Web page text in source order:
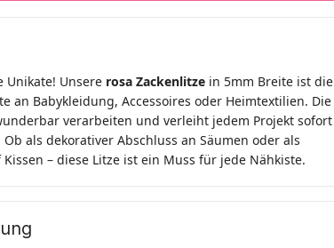
Unikate! Unsere rosa Zackenlitze in 5mm Breite ist die
an Babykleidung, Accessoires oder Heimtextilien. Die
verarbeiten und verleiht jedem Projekt sofort
als dekorativer Abschluss an Säumen oder als
– diese Litze ist ein Muss für jede Nähkiste.